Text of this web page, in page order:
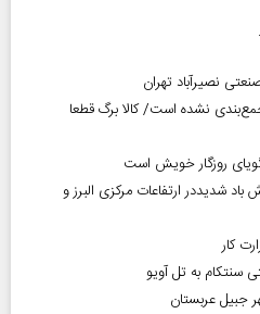
نصیرآباد تهران
نشده است/ کالا برگ قطعا
روزگار خویش است
شدیددر ارتفاعات مرکزی البرز و
کار
سنتکام به تل آویو
جبیل عربستان